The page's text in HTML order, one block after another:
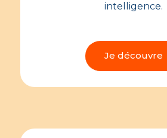
intelligence.
Je découvre